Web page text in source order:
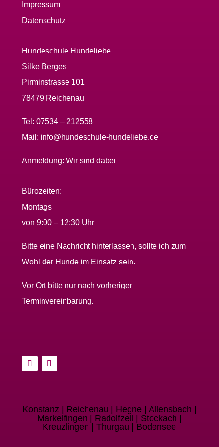
Impressum
Datenschutz
Hundeschule Hundeliebe
Silke Berges
Pirminstrasse 101
78479 Reichenau
Tel: 07534 – 212558
Mail: info@hundeschule-hundeliebe.de
Anmeldung: Wir sind dabei
Bürozeiten:
Montags
von 9:00 – 12:30 Uhr
Bitte eine Nachricht hinterlassen, sollte ich zum
Wohl der Hunde im Einsatz sein.
Vor Ort bitte nur nach vorheriger
Terminvereinbarung.
Konstanz | Reichenau | Hegne | Allensbach |
Markelfingen | Radolfzell | Stockach |
Kreuzlingen | Thurgau | Bodensee